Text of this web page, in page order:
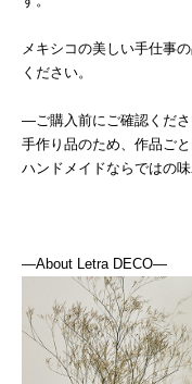
メキシコの美しい手仕事
ください。
―ご購入前にご確認くだ
手作り品のため、作品ご
ハンドメイドならではの
―About Letra DECO―